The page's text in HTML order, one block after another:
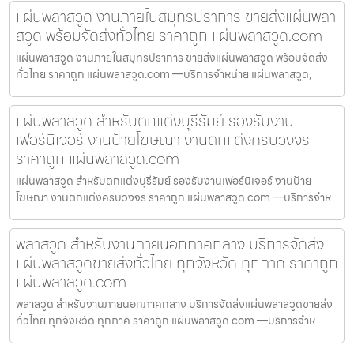
แผ่นพลาสวูด งานภายในสมุทรปราการ ขายส่งแผ่นพลา
สวูด พร้อมจัดส่งทั่วไทย ราคาถูก แผ่นพลาสวูด.com
แผ่นพลาสวูด งานภายในสมุทรปราการ ขายส่งแผ่นพลาสวูด พร้อมจัดส่ง
ทั่วไทย ราคาถูก แผ่นพลาสวูด.com —บริการจำหน่าย แผ่นพลาสวูด,
แผ่นพลาสวูด สำหรับตกแต่งบุรีรัมย์ รองรับงาน
เฟอร์นิเจอร์ งานป้ายโฆษณา งานตกแต่งครบวงจร
ราคาถูก แผ่นพลาสวูด.com
แผ่นพลาสวูด สำหรับตกแต่งบุรีรัมย์ รองรับงานเฟอร์นิเจอร์ งานป้าย
โฆษณา งานตกแต่งครบวงจร ราคาถูก แผ่นพลาสวูด.com —บริการจำห
พลาสวูด สำหรับงานภายนอกภาคกลาง บริการจัดส่ง
แผ่นพลาสวูดขายส่งทั่วไทย ทุกจังหวัด ทุกภาค ราคาถูก
แผ่นพลาสวูด.com
พลาสวูด สำหรับงานภายนอกภาคกลาง บริการจัดส่งแผ่นพลาสวูดขายส่ง
ทั่วไทย ทุกจังหวัด ทุกภาค ราคาถูก แผ่นพลาสวูด.com —บริการจำห